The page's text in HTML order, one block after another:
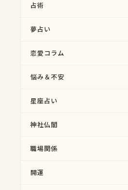
占術
夢占い
恋愛コラム
悩み＆不安
星座占い
神社仏閣
職場関係
開運